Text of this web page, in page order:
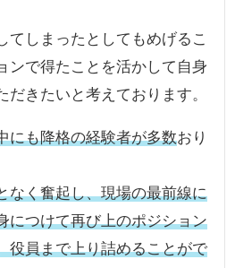
てしまったとしてもめげるこ
ンで得たことを活かして自身
きたいと考えております。
にも降格の経験者が多数おり
なく奮起し、現場の最前線に
につけて再び上のポジション
役員まで上り詰めることがで